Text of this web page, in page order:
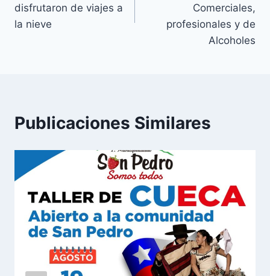
disfrutaron de viajes a
la nieve
Comerciales,
profesionales y de
Alcoholes
Publicaciones Similares